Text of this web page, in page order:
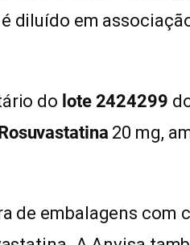
diluído em
do lote 2424299
20 mg,
de embalagens com